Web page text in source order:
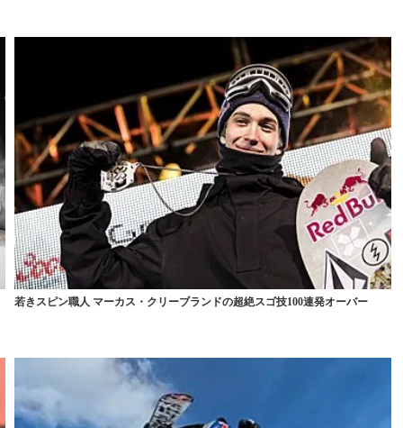
若きスピン職人 マーカス・クリーブランドの超絶スゴ技100連発オーバー